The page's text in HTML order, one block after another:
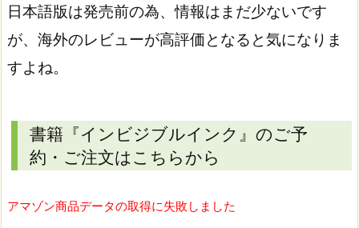
日本語版は発売前の為、情報はまだ少ないです
が、海外のレビューが高評価となると気になりま
すよね。
書籍『インビジブルインク』のご予
約・ご注文はこちらから
アマゾン商品データの取得に失敗しました